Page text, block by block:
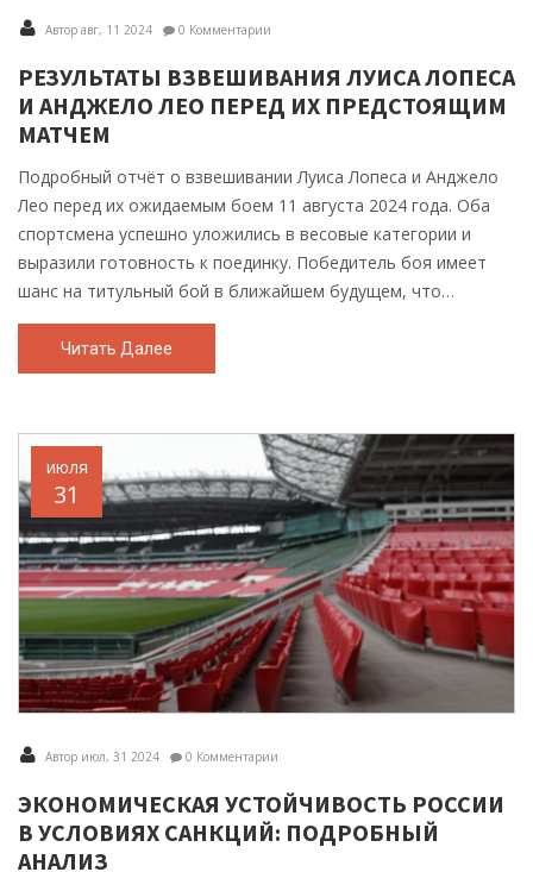
Автор авг, 11 2024 0 Комментарии
РЕЗУЛЬТАТЫ ВЗВЕШИВАНИЯ ЛУИСА ЛОПЕСА
И АНДЖЕЛО ЛЕО ПЕРЕД ИХ ПРЕДСТОЯЩИМ
МАТЧЕМ
Подробный отчёт о взвешивании Луиса Лопеса и Анджело
Лео перед их ожидаемым боем 11 августа 2024 года. Оба
спортсмена успешно уложились в весовые категории и
выразили готовность к поединку. Победитель боя имеет
шанс на титульный бой в ближайшем будущем, что
вызывает большой интерес среди болельщиков и
аналитиков.
Читать Далее
июля
31
Автор июл, 31 2024 0 Комментарии
ЭКОНОМИЧЕСКАЯ УСТОЙЧИВОСТЬ РОССИИ
В УСЛОВИЯХ САНКЦИЙ: ПОДРОБНЫЙ
АНАЛИЗ